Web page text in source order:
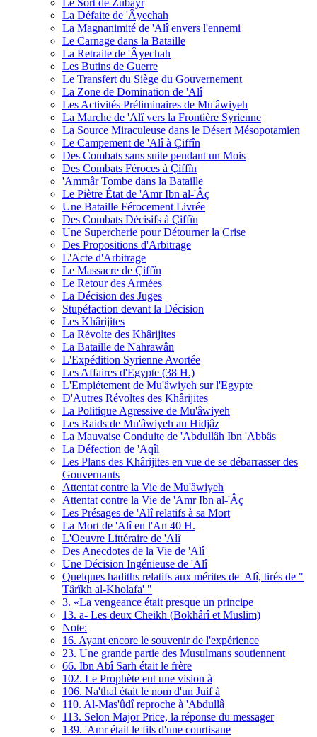
Le Sort de Zubayr
La Défaite de 'Âyechah
La Magnanimité de 'Alî envers l'ennemi
Le Carnage dans la Bataille
La Retraite de 'Âyechah
Les Butins de Guerre
Le Transfert du Siège du Gouvernement
La Zone de Domination de 'Alî
Les Activités Préliminaires de Mu'âwiyeh
La Marche de 'Alî vers la Frontière Syrienne
La Source Miraculeuse dans le Désert Mésopotamien
Le Campement de 'Alî à Çiffîn
Des Combats sans suite pendant un Mois
Des Combats Féroces à Çiffîn
'Ammâr Tombe dans la Bataille
Le Piètre État de 'Amr Ibn al-'Âç
Une Bataille Férocement Livrée
Des Combats Décisifs à Çiffîn
Une Supercherie pour Détourner la Crise
Des Propositions d'Arbitrage
L'Acte d'Arbitrage
Le Massacre de Çiffîn
Le Retour des Armées
La Décision des Juges
Stupéfaction devant la Décision
Les Khârijites
La Révolte des Khârijites
La Bataille de Nahrawân
L'Expédition Syrienne Avortée
Les Affaires d'Egypte (38 H.)
L'Empiétement de Mu'âwiyeh sur l'Egypte
D'Autres Révoltes des Khârijites
La Politique Agressive de Mu'âwiyeh
Les Raids de Mu'âwiyeh au Hidjâz
La Mauvaise Conduite de 'Abdullâh Ibn 'Abbâs
La Défection de 'Aqîl
Les Plans des Khârijites en vue de se débarrasser des
Gouvernants
Attentat contre la Vie de Mu'âwiyeh
Attentat contre la Vie de 'Amr Ibn al-'Âç
Les Présages de 'Alî relatifs à sa Mort
La Mort de 'Alî en l'An 40 H.
L'Oeuvre Littéraire de 'Alî
Des Anecdotes de la Vie de 'Alî
Une Décision Ingénieuse de 'Alî
Quelques hadiths relatifs aux mérites de 'Alî, tirés de "
Târîkh al-Kholafa' "
3. «La vengeance était presque un principe
13. a- Les deux Cheikh (Bokhârî et Muslim)
Note:
16. Ayant encore le souvenir de l'expérience
23. Une grande partie des Musulmans soutiennent
66. Ibn Abî Sarh était le frère
102. Le Prophète eut une vision à
106. Na'thal était le nom d'un Juif à
110. Al-Mas'ûdî reproche à 'Abdullâ
113. Selon Major Price, la réponse du messager
139. 'Amr était le fils d'une courtisane